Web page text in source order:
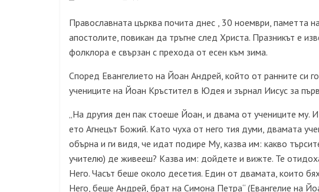
Православната църква почита днес , 30 ноември, паметта
апостолите, повикан да тръгне след Христа. Празникът е
фолклора е свързан с прехода от есен към зима.
Според Евангелието на Йоан Андрей, който от ранните си
учениците на Йоан Кръстител в Юдея и зърнал Иисус за
„На другия ден пак стоеше Йоан, и двама от учениците му.
ето Агнецът Божий. Като чуха от него тия думи, двамата
обърна и ги видя, че идат подире Му, казва им: какво
учителю) де живееш? Казва им: дойдете и вижте. Те
Него. Часът беше около десетия. Един от двамата, които
Него, беше Андрей, брат на Симона Петра“ (Евангелие на